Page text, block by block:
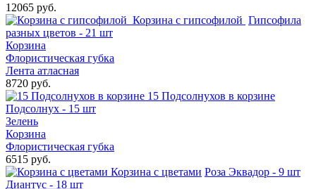
12065 руб.
Корзина с гипсофилой ️ Гипсофила
разных цветов - 21 шт
Корзина
Флористическая губка
Лента атласная
8720 руб.
15 Подсолнухов в корзине
Подсолнух - 15 шт
Зелень
Корзина
Флористическая губка
6515 руб.
Корзина с цветами Роза Эквадор - 9 шт
Диантус - 18 шт